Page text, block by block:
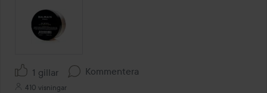
1 gillar Kommentera
410 visningar